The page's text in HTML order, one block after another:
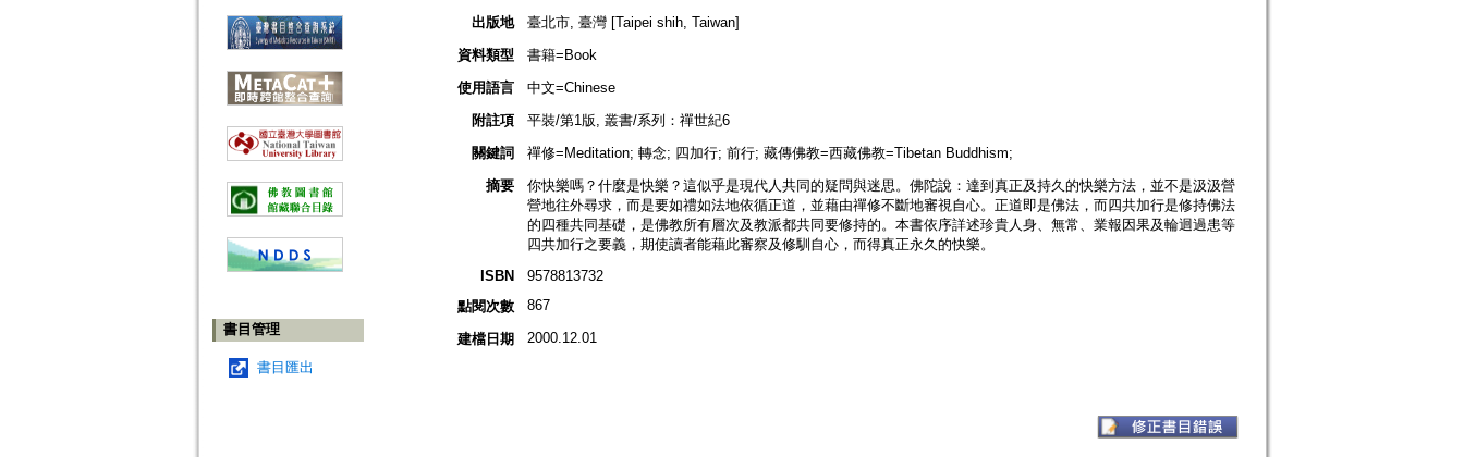
書目管理
書目匯出
出版地
臺北市, 臺灣 [Taipei shih, Taiwan]
資料類型
書籍=Book
使用語言
中文=Chinese
附註項
平裝/第1版, 叢書/系列：禪世紀6
關鍵詞
禪修=Meditation; 轉念; 四加行; 前行; 藏傳佛教=西藏佛教=Tibetan Buddhism;
摘要
你快樂嗎？什麼是快樂？這似乎是現代人共同的疑問與迷思。佛陀說：達到真正及持久的快樂方法，並不是汲汲營
營地往外尋求，而是要如禮如法地依循正道，並藉由禪修不斷地審視自心。正道即是佛法，而四共加行是修持佛法
的四種共同基礎，是佛教所有層次及教派都共同要修持的。本書依序詳述珍貴人身、無常、業報因果及輪迴過患等
四共加行之要義，期使讀者能藉此審察及修馴自心，而得真正永久的快樂。
ISBN
9578813732
點閱次數
867
建檔日期 2000.12.01